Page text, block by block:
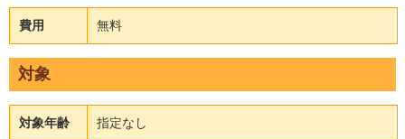
費用 無料
対象
対象年齢 指定なし